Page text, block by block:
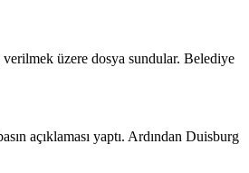
üzere dosya sundular. Belediye
açıklaması yaptı. Ardından Duisburg